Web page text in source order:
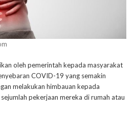
oleh pemerintah kepada masyarakat
COVID-19 yang semakin
melakukan himbauan kepada
pekerjaan mereka di rumah atau